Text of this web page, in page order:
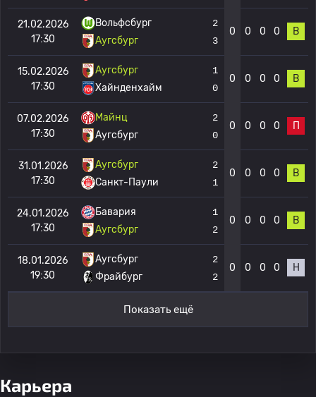
21.02.2026
17:30
Вольфсбург
Аугсбург
2
3
0 0 0 0 В
15.02.2026
17:30
Аугсбург
Хайнденхайм
1
0
0 0 0 0 В
07.02.2026
17:30
Майнц
Аугсбург
2
0
0 0 0 0 П
31.01.2026
17:30
Аугсбург
Санкт-Паули
2
1
0 0 0 0 В
24.01.2026
17:30
Бавария
Аугсбург
1
2
0 0 0 0 В
18.01.2026
19:30
Аугсбург
Фрайбург
2
2
0 0 0 0 Н
Показать ещё
Карьера